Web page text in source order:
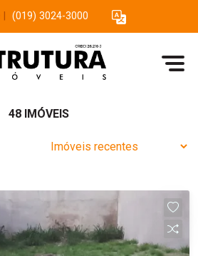
(019) 3024-3000
48 IMÓVEIS